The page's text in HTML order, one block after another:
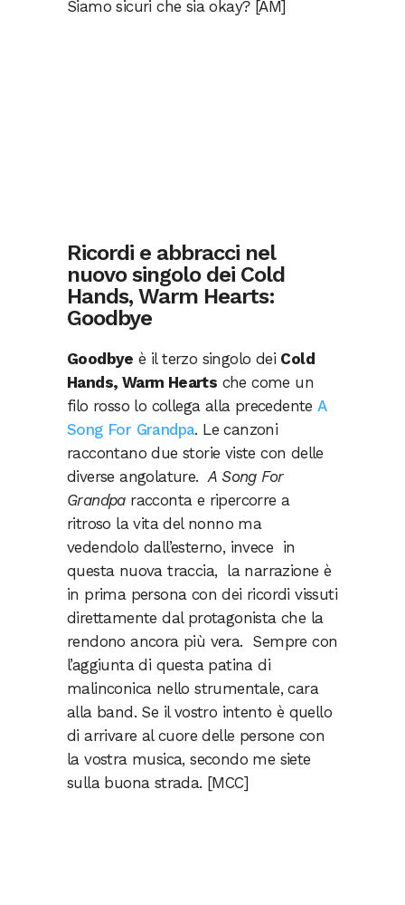
Siamo sicuri che sia okay? [AM]
Ricordi e abbracci nel
nuovo singolo dei Cold
Hands, Warm Hearts:
Goodbye
Goodbye è il terzo singolo dei Cold
Hands, Warm Hearts che come un
filo rosso lo collega alla precedenteA
Song For Grandpa. Le canzoni
raccontano due storie viste con delle
diverse angolature.A Song For
Grandparacconta e ripercorre a
ritroso la vita del nonno ma
vedendolo dall’esterno, invece in
questa nuova traccia, la narrazione è
in prima persona con dei ricordi vissuti
direttamente dal protagonista che la
rendono ancora più vera. Sempre con
l’aggiunta di questa patina di
malinconica nello strumentale, cara
alla band. Se il vostro intento è quello
di arrivare al cuore delle persone con
la vostra musica, secondo me siete
sulla buona strada. [MCC]